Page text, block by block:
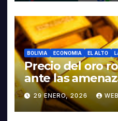
BOLIVIA ECONOMIA EL ALTO
Precio del oro
ante las
contra Irán
29 ENERO, 2026